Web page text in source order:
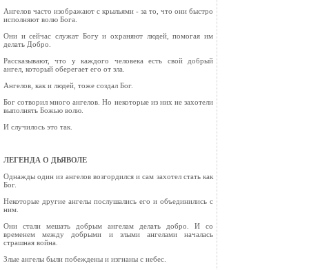
Ангелов часто изображают с крыльями - за то, что они быстро
исполняют волю Бога.
Они и сейчас служат Богу и охраняют людей, помогая им
делать Добро.
Рассказывают, что у каждого человека есть свой добрый
ангел, который оберегает его от зла.
Ангелов, как и людей, тоже создал Бог.
Бог сотворил много ангелов. Но некоторые из них не захотели
выполнять Божью волю.
И случилось это так.
ЛЕГЕНДА О ДЬЯВОЛЕ
Однажды один из ангелов возгордился и сам захотел стать как
Бог.
Некоторые другие ангелы послушались его и объединились с
ним.
Они стали мешать добрым ангелам делать добро. И со
временем между добрыми и злыми ангелами началась
страшная война.
Злые ангелы были побеждены и изгнаны с небес.